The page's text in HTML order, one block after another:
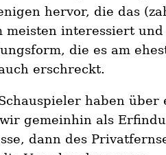
hervor, die das
meisten interessiert und
die es am
erschreckt.
haben über
gemeinhin als
dann des